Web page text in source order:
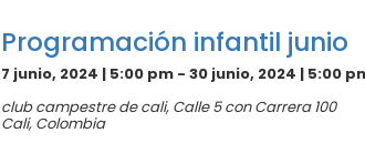
Programación infantil junio
7 junio, 2024 | 5:00 pm - 30 junio, 2024 | 5:00
club campestre de cali, Calle 5 con Carrera 100
Cali, Colombia